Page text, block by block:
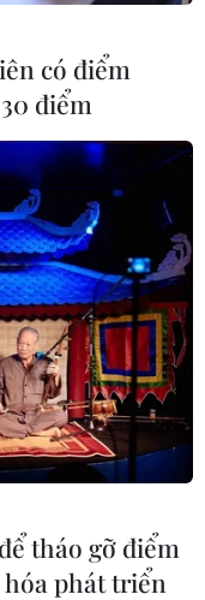
có điểm
điểm
tháo gỡ điểm
phát triển